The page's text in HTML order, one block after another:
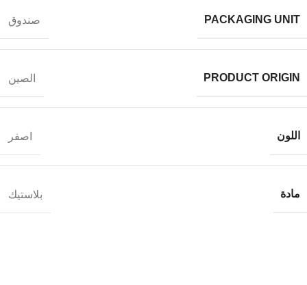
PACKAGING UNIT صندوق
PRODUCT ORIGIN الصين
اللون اصفر
مادة بلاستيك